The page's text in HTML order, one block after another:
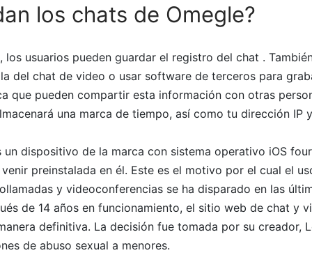
los chats de Omegle?
los usuarios pueden guardar el registro del chat .
del chat de video o usar software de terceros para
que pueden compartir esta información con otras
una marca de tiempo, así como tu dirección IP
un dispositivo de la marca con sistema operativo iOS
preinstalada en él. Este es el motivo por el cual el
y videoconferencias se ha disparado en las
de 14 años en funcionamiento, el sitio web de chat y
definitiva. La decisión fue tomada por su creador,
de abuso sexual a menores.